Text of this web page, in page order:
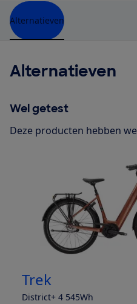
Alternatieven
Alternatieven
Wel getest
Deze producten hebben
Trek
District+ 4 545Wh